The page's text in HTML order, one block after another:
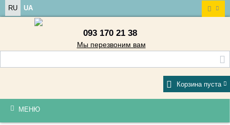
RU UA
093 170 21 38
Мы перезвоним вам
Корзина пуста
МЕНЮ